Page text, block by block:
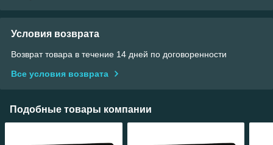
Условия возврата
Возврат товара в течение 14 дней по договоренности
Все условия возврата
Подобные товары компании